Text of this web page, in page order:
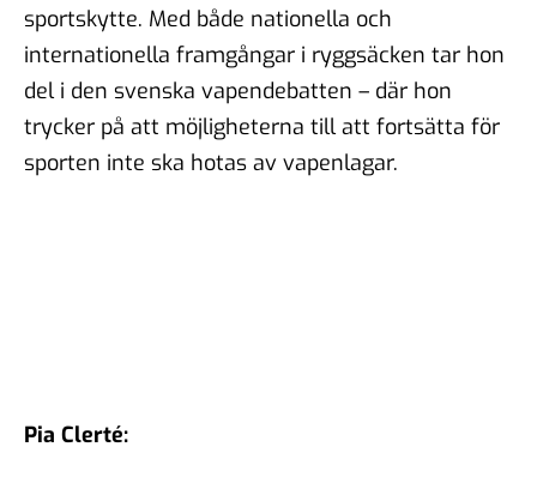
#102 - Brit Stakston - den
goda webben
20 nov 2025
#101 - Ulrika Lindstrand -
ingenjörens roll i ett
sportskytte. Med både nationella och
internationella framgångar i ryggsäcken tar hon
del i den svenska vapendebatten – där hon
trycker på att möjligheterna till att fortsätta för
sporten inte ska hotas av vapenlagar.
Pia Clerté: